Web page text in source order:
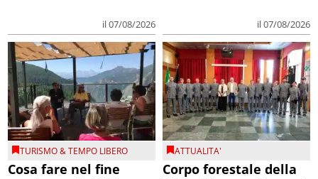
il 07/08/2026 il 07/08/2026
TURISMO & TEMPO LIBERO
Cosa fare nel fine
ATTUALITA'
Corpo forestale della